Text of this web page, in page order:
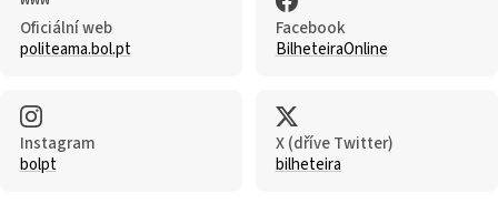
Oficiální web
politeama.bol.pt
Facebook
BilheteiraOnline
Instagram
bolpt
X (dříve Twitter)
bilheteira